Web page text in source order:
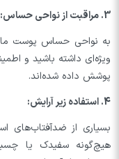
3. مراقبت از نواحی حساس:
به نواحی حساس پوست
ویژه‌ای داشته باشید و
پوشش داده شده‌اند.
4. استفاده زیر آرایش:
بسیاری از ضدآفتاب‌های
هیچ‌گونه سفیدک یا